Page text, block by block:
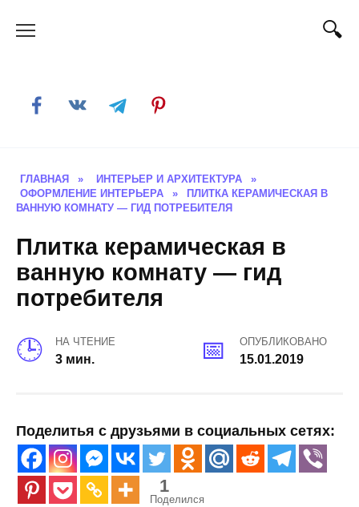
ГЛАВНАЯ » ИНТЕРЬЕР И АРХИТЕКТУРА
»
ОФОРМЛЕНИЕ ИНТЕРЬЕРА
»
ПЛИТКА КЕРАМИЧЕСКАЯ В
ВАННУЮ КОМНАТУ — ГИД ПОТРЕБИТЕЛЯ
Плитка керамическая в
ванную комнату — гид
потребителя
НА ЧТЕНИЕ
3 мин.
ОПУБЛИКОВАНО
15.01.2019
Поделитья с друзьями в социальных сетях:
1
Поделился